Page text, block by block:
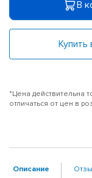
В
Купить
*Цена действительна
отличаться от цен в
Описание